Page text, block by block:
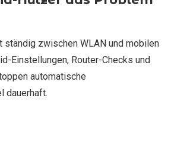
ständig zwischen WLAN und mobilen
Einstellungen, Router-Checks und
automatische
dauerhaft.